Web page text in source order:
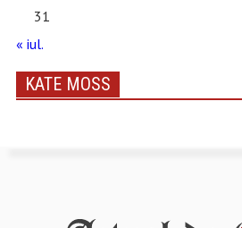
31
« iul.
KATE MOSS